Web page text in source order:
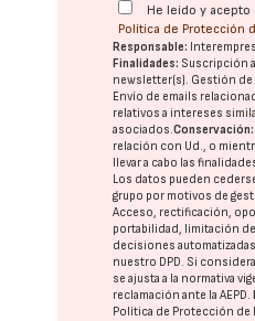
He leído y
Política de Protección
Responsable:
Finalidades: Suscripción
newsletter(s). Gestión de
Envío de emails
relativos a intereses
asociados.Conservación:
relación con Ud., o
llevar a cabo las
Los datos pueden
grupo por motivos de
Acceso, rectificación,
portabilidad, limitación
decisiones
nuestro DPD. Si
se ajusta a la normativa
reclamación ante laAEPD.
Política de Protección de